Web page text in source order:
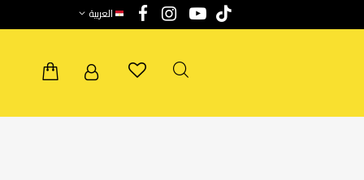
العربية